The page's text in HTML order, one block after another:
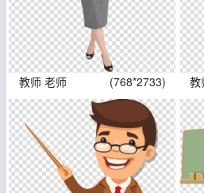
教师 老师 (768*2733) 教